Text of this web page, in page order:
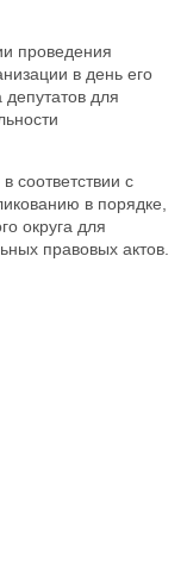
проведения
в день его
для
соответствии с
в порядке,
округа для
правовых актов.